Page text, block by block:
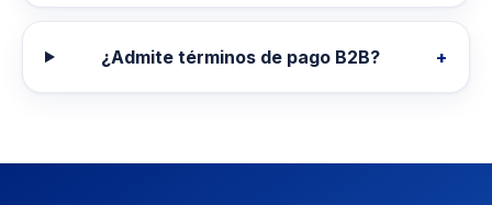
¿Admite términos de pago B2B? +